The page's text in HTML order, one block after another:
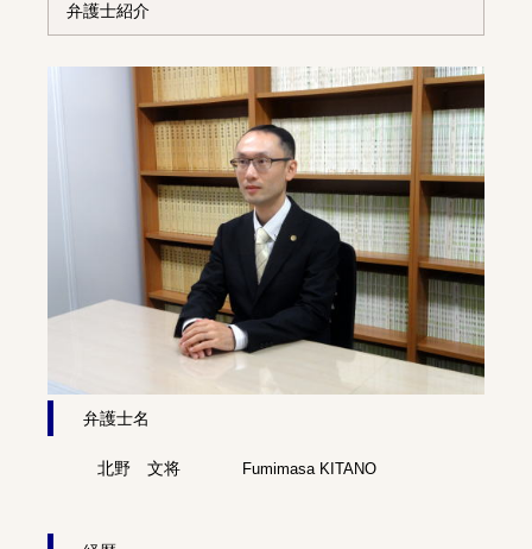
弁護士紹介
弁護士名
北野 文将 Fumimasa KITANO